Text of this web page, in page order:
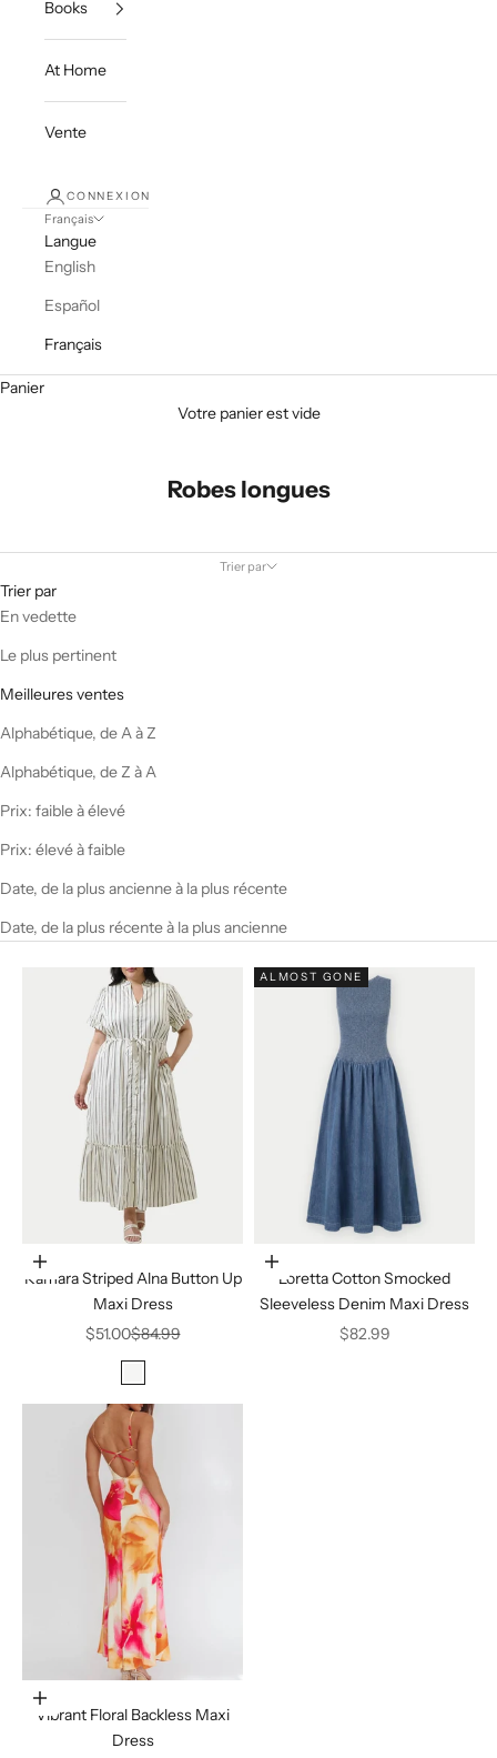
Books
At Home
Vente
CONNEXION
Français
Langue
English
Español
Français
Panier
Votre panier est vide
Robes longues
Trier par
Trier par
En vedette
Le plus pertinent
Meilleures ventes
Alphabétique, de A à Z
Alphabétique, de Z à A
Prix: faible à élevé
Prix: élevé à faible
Date, de la plus ancienne à la plus récente
Date, de la plus récente à la plus ancienne
Choisir les options
Kamara Striped Alna Button Up
Maxi Dress
Prix de vente
$51.00Prix normal
$84.99
MARSHMALLOW
ALMOST GONE
Choisir les options
Loretta Cotton Smocked
Sleeveless Denim Maxi Dress
Prix de vente
$82.99
Choisir les options
Vibrant Floral Backless Maxi
Dress